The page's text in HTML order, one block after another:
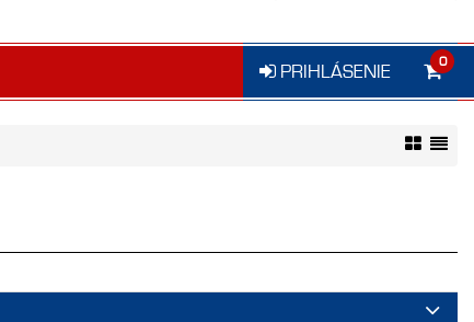
PRIHLÁSENIE 0